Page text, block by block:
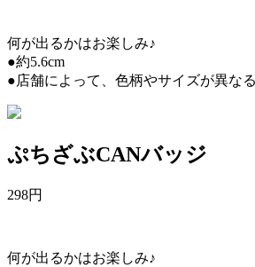
何が出るかはお楽しみ♪
●約5.6cm
●店舗によって、色柄やサイズが異な
ぷちざぶCANバッジ
298円
何が出るかはお楽しみ♪